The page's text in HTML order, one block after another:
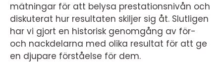
mätningar för att belysa prestationsnivån och
diskuterat hur resultaten skiljer sig åt. Slutligen
har vi gjort en historisk genomgång av för-
och nackdelarna med olika resultat för att ge
en djupare förståelse för dem.